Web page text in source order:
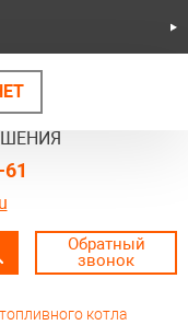
Обратный
звонок
котла